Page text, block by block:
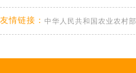
友情链接： 中华人民共和国农业农村部